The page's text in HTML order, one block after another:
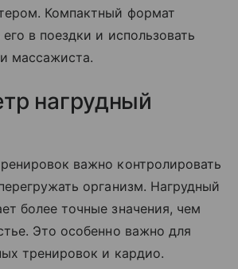
Компактный формат
в поездки и использовать
массажиста.
нагрудный
важно контролировать
организм. Нагрудный
более точные значения, чем
Это особенно важно для
тренировок и кардио.